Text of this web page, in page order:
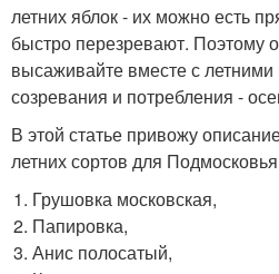
летних яблок - их можно есть
быстро перезревают. Поэтому
высаживайте вместе с летними
созревания и потребления -
В этой статье привожу
летних сортов для
Грушовка московская,
Папировка,
Анис полосатый,